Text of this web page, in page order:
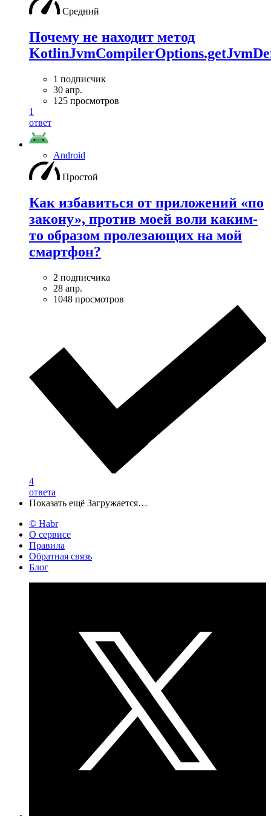
Средний
Почему не находит метод
1 подписчик
30 апр.
125 просмотров
1
ответ
Android
Простой
Как избавиться от приложений «по
закону», против моей воли каким-
то образом пролезающих на мой
смартфон?
2 подписчика
28 апр.
1048 просмотров
4
ответа
Показать ещё Загружается…
© Habr
О сервисе
Правила
Обратная связь
Блог